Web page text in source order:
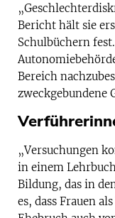
Bericht hält sie
Schulbüchern
Bereich
zweckgebundene
„Versuchungen
in einem
Bildung, das in
es, dass Frauen